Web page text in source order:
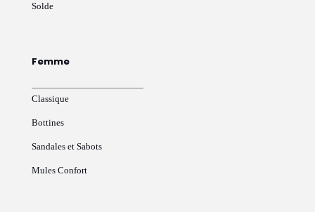
Solde
Femme
Classique
Bottines
Sandales et Sabots
Mules Confort